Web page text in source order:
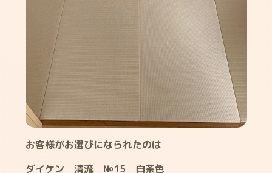
お客様がお選びになられたのは
ダイケン 清流 №15 白茶色